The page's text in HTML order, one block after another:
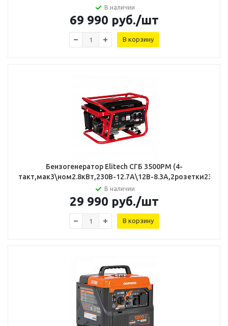
В наличии
69 990 руб./шт
В корзину
Бензогенератор Elitech СГБ 3500РМ (4-
такт,мак3\ном2.8кВт,230В-12.7А\12В-8.3А,2розетки230В-
В наличии
29 990 руб./шт
В корзину